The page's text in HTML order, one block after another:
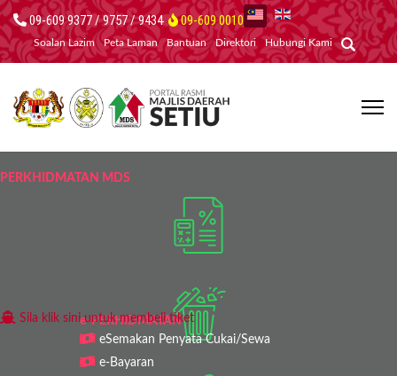
09-609 9377 / 9757 / 9434 09-609 0010
Soalan Lazim Peta Laman Bantuan Direktori Hubungi Kami
PERKHIDMATAN MDS
e-PERHIDMATAN
eSemakan Penyata Cukai/Sewa
e-Bayaran
Sila klik sini untuk membeli tiket